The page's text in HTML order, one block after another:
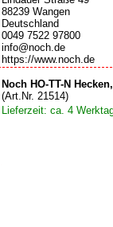
88239 Wangen
Deutschland
0049 7522 97800
info@noch.de
https://www.noch.de
Noch HO-TT-N
(Art.Nr. 21514)
Lieferzeit: ca. 4